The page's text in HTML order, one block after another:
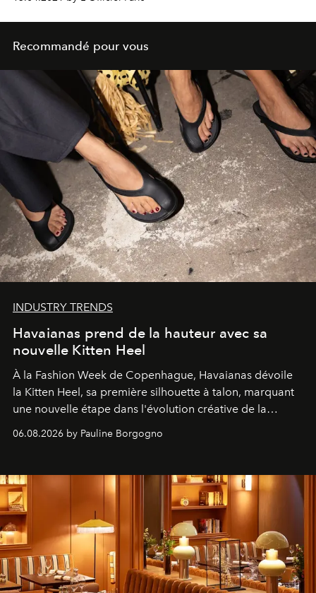
Recommandé pour vous
INDUSTRY TRENDS
Havaianas prend de la hauteur avec sa
nouvelle Kitten Heel
À la Fashion Week de Copenhague, Havaianas dévoile
la Kitten Heel, sa première silhouette à talon, marquant
une nouvelle étape dans l'évolution créative de la
06.08.2026 by Pauline Borgogno